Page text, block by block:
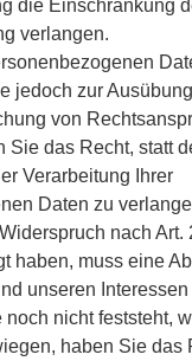
die Einschränkung
verlangen.
jedoch zur
von
Sie das Recht, statt
Verarbeitung Ihrer
Daten zu
nach Art.
haben, muss eine
unseren
nicht feststeht,
haben Sie das